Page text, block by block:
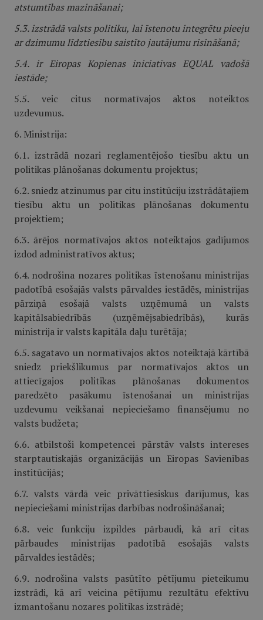
atstumtības mazināšanai;
5.3. izstrādā valsts politiku, lai īstenotu integrētu pieeju
ar dzimumu līdztiesību saistīto jautājumu risināšanā;
5.4. ir Eiropas Kopienas iniciatīvas EQUAL vadošā
iestāde;
5.5. veic citus normatīvajos aktos noteiktos
uzdevumus.
6. Ministrija:
6.1. izstrādā nozari reglamentējošo tiesību aktu un
politikas plānošanas dokumentu projektus;
6.2. sniedz atzinumus par citu institūciju izstrādātajiem
tiesību aktu un politikas plānošanas dokumentu
projektiem;
6.3. ārējos normatīvajos aktos noteiktajos gadījumos
izdod administratīvos aktus;
6.4. nodrošina nozares politikas īstenošanu ministrijas
padotībā esošajās valsts pārvaldes iestādēs, ministrijas
pārziņā esošajā valsts uzņēmumā un valsts
kapitālsabiedrībās (uzņēmējsabiedrībās), kurās
ministrija ir valsts kapitāla daļu turētāja;
6.5. sagatavo un normatīvajos aktos noteiktajā kārtībā
sniedz priekšlikumus par normatīvajos aktos un
attiecīgajos politikas plānošanas dokumentos
paredzēto pasākumu īstenošanai un ministrijas
uzdevumu veikšanai nepieciešamo finansējumu no
valsts budžeta;
6.6. atbilstoši kompetencei pārstāv valsts intereses
starptautiskajās organizācijās un Eiropas Savienības
institūcijās;
6.7. valsts vārdā veic privāttiesiskus darījumus, kas
nepieciešami ministrijas darbības nodrošināšanai;
6.8. veic funkciju izpildes pārbaudi, kā arī citas
pārbaudes ministrijas padotībā esošajās valsts
pārvaldes iestādēs;
6.9. nodrošina valsts pasūtīto pētījumu pieteikumu
izstrādi, kā arī veicina pētījumu rezultātu efektīvu
izmantošanu nozares politikas izstrādē;